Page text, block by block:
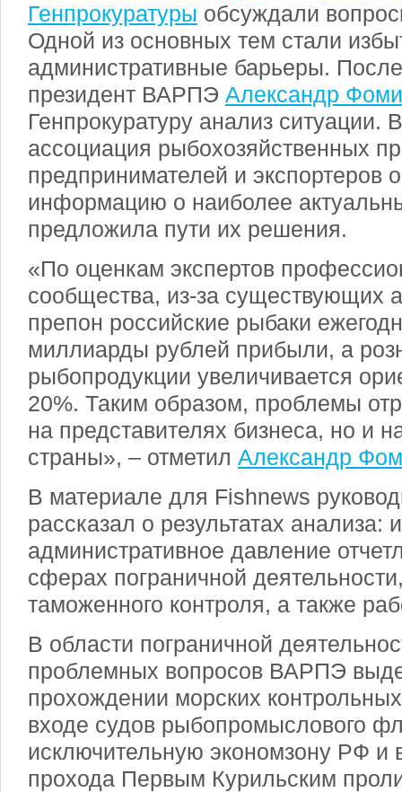
Генпрокуратуры обсуждали
Одной из основных тем стали
административные барьеры.
президент ВАРПЭ Александр
Генпрокуратуру анализ ситуации.
ассоциация рыбохозяйственных
предпринимателей и экспортеров
информацию о наиболее
предложила пути их решения.
«По оценкам экспертов
сообщества, из-за существующих
препон российские рыбаки
миллиарды рублей прибыли, а
рыбопродукции увеличивается
20%. Таким образом, проблемы
на представителях бизнеса, но и
страны», – отметил Александр
В материале для Fishnews
рассказал о результатах анализа:
административное давление
сферах пограничной
таможенного контроля, а также
В области пограничной
проблемных вопросов ВАРПЭ
прохождении морских
входе судов рыбопромыслового
исключительную экономзону РФ и
прохода Первым Курильским